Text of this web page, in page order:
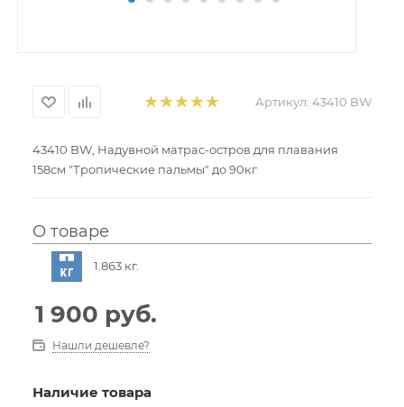
Артикул: 43410 BW
43410 BW, Надувной матрас-остров для плавания
158см "Тропические пальмы" до 90кг
О товаре
1.863 кг.
1 900 руб.
Нашли дешевле?
Наличие товара